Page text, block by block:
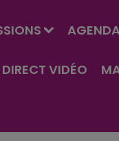
DIRECT VIDÉO